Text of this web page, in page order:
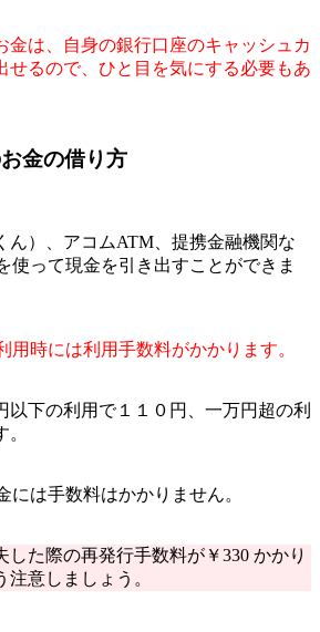
金は、自身の銀行口座のキャッシュカ
せるので、ひと目を気にする必要もあ
金の借り方
ん）、アコムATM、提携金融機関な
使って現金を引き出すことができま
用時には利用手数料がかかります。
以下の利用で１１０円、一万円超の利
には手数料はかかりません。
した際の再発行手数料が￥330 かかり
注意しましょう。